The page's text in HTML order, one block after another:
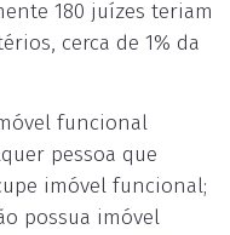
180 juízes teriam
cerca de 1% da
funcional
pessoa que
imóvel funcional;
possua imóvel